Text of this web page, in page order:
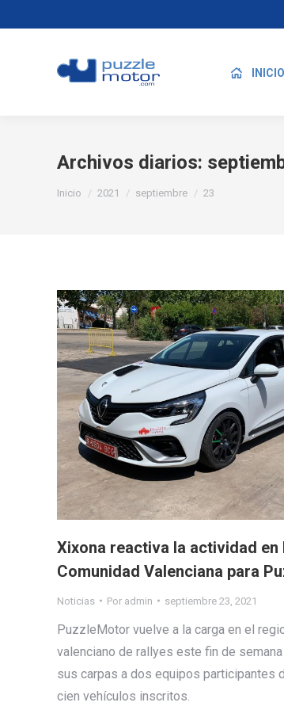
INICIO
Archivos diarios:
Estás aquí:
Inicio 2021 septiembre 23
Xixona reactiva la actividad en
Comunidad Valenciana para
Noticias Por admin septiembre 23, 2021
PuzzleMotor vuelve a la carga en el
valenciano de rallyes este fin de
sus carpas a dos equipos participantes
cien vehículos inscritos.